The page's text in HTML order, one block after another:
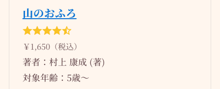
山のおふろ
￥1,650（税込）
著者：村上 康成 (著)
対象年齢：5歳～